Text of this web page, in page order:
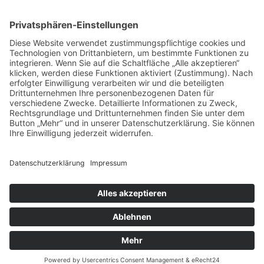
Menü
Home
Kontakt
AGB
Datenschutzerklärung
Impressum
Anschrift
BSI Vertriebs GmbH
Telefax: 004961521873727
E-Mail: info@bsivertrieb.de